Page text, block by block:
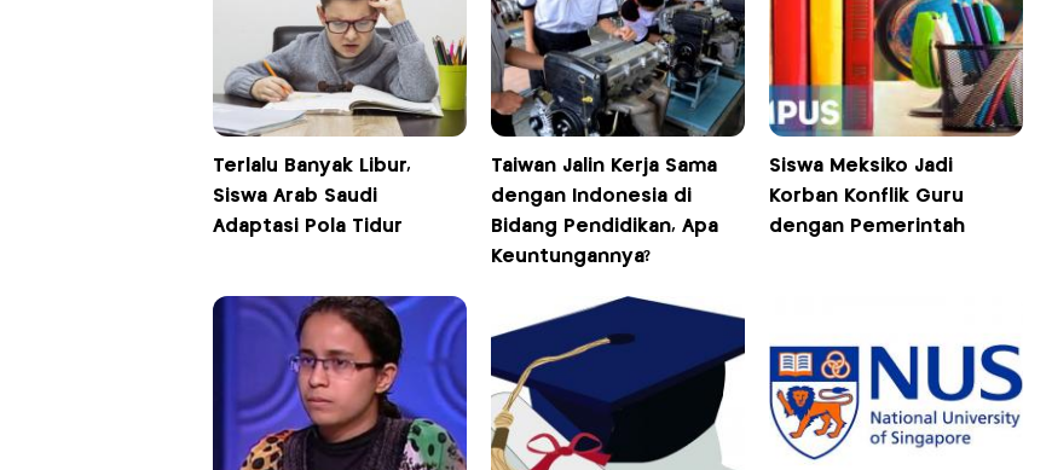
Terlalu Banyak Libur,
Siswa Arab Saudi
Adaptasi Pola Tidur
Taiwan Jalin Kerja Sama
dengan Indonesia di
Bidang Pendidikan, Apa
Keuntungannya?
Siswa Meksiko Jadi
Korban Konflik Guru
dengan Pemerintah